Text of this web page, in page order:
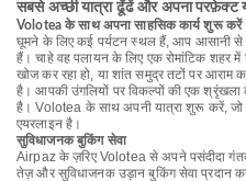
सबसे अच्छी यात्रा ढूँढें और अपना परफ़ेक्ट
Volotea के साथ अपना साहसिक कार्य शुरू करें
घूमने के लिए कई पर्यटन स्थल हैं, आप आसानी से
हैं। चाहे वह पलायन के लिए एक रोमांटिक शहर में
खोज कर रहा हो, या शांत समुद्र तटों पर आराम
है। आपकी उंगलियों पर विकल्पों की एक
है। Volotea के साथ अपनी यात्रा शुरू करें, जो
एयरलाइन है।
सुविधाजनक बुकिंग सेवा
Airpaz के ज़रिए Volotea से अपने पसंदीदा
तेज़ और सुविधाजनक उड़ान बुकिंग सेवा प्रदान